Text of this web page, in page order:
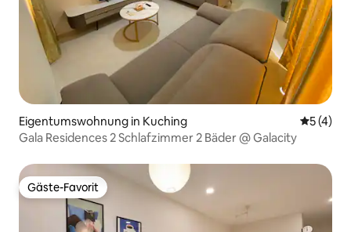
Eigentumswohnung in Kuching
5 (4)
Gala Residences 2 Schlafzimmer 2 Bäder @ Galacity
Gäste-Favorit
Gäste-Favorit